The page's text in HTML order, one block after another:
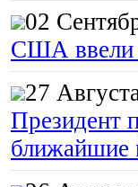
02
США ввели
27
Президент
ближайшие